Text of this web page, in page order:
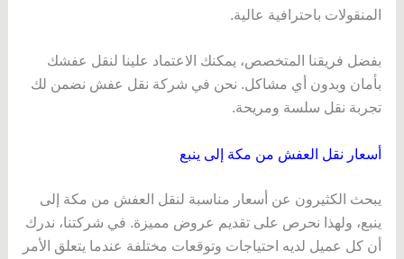
المنقولات باحترافية عالية.
بفضل فريقنا المتخصص، يمكنك الاعتماد علينا لنقل عفشك
بأمان وبدون أي مشاكل. نحن في شركة نقل عفش نضمن لك
تجربة نقل سلسة ومريحة.
أسعار نقل العفش من مكة إلى ينبع
يبحث الكثيرون عن أسعار مناسبة لنقل العفش من مكة إلى
ينبع، ولهذا نحرص على تقديم عروض مميزة. في شركتنا، ندرك
أن كل عميل لديه احتياجات وتوقعات مختلفة عندما يتعلق الأمر